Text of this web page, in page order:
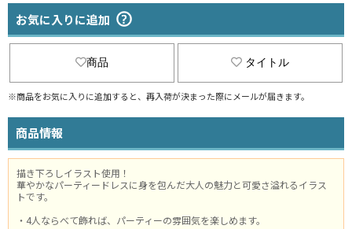
お気に入りに追加
商品 タイトル
※商品をお気に入りに追加すると、再入荷が決まった際にメールが届きます。
商品情報
描き下ろしイラスト使用！
華やかなパーティードレスに身を包んだ大人の魅力と可愛さ溢れるイラス
トです。
・4人ならべて飾れば、パーティーの雰囲気を楽しめます。